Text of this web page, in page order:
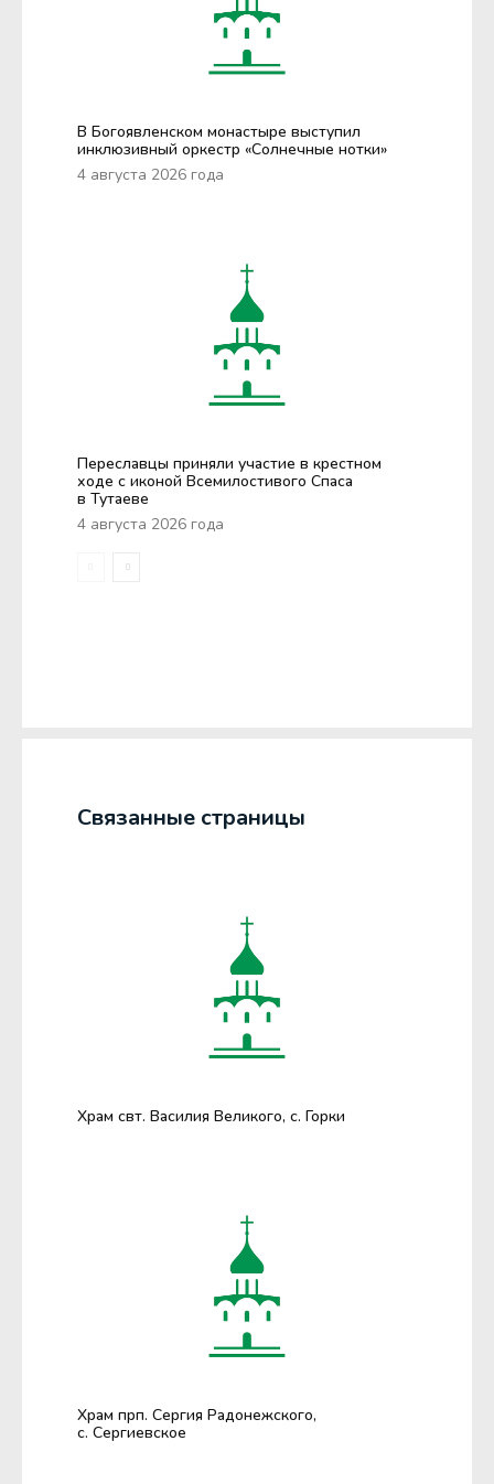
В Богоявленском монастыре выступил
инклюзивный оркестр «Солнечные нотки»
4 августа 2026 года
Переславцы приняли участие в крестном
ходе с иконой Всемилостивого Спаса
в Тутаеве
4 августа 2026 года
Связанные страницы
Храм свт. Василия Великого, с. Горки
Храм прп. Сергия Радонежского,
с. Сергиевское